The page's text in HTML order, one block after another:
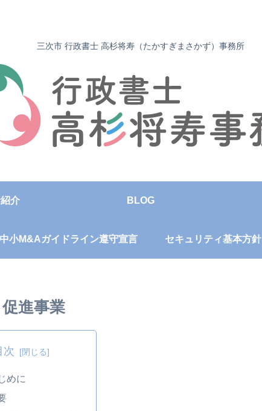
三次市 行政書士 高杉将寿（たかすぎまさかず）事務所
介 BLOG
中小M&Aガイドライン遵守宣言 セキュリティ基本方針
進事業
次
めに